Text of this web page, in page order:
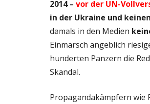
2014 – vor der UN-
in der Ukraine und
damals in den Medien
Einmarsch angeblich
hunderten Panzern die
Skandal.
Propagandakämpfern wie